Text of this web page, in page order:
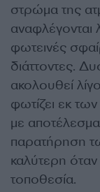
στρώμα της
αναφλέγονται
φωτεινές
διάττοντες.
ακολουθεί
φωτίζει εκ
με
παρατήρηση
καλύτερη όταν
τοποθεσία.